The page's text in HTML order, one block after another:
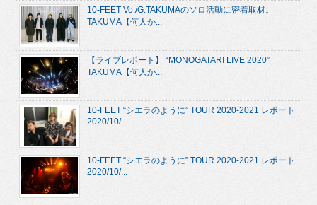
10-FEET Vo./G.TAKUMAのソロ活動に密着取材。
TAKUMA【何人か...
【ライブレポート】 “MONOGATARI LIVE 2020”
TAKUMA【何人か...
10-FEET “シエラのように” TOUR 2020-2021 レポート
2020/10/...
10-FEET “シエラのように” TOUR 2020-2021 レポート
2020/10/...